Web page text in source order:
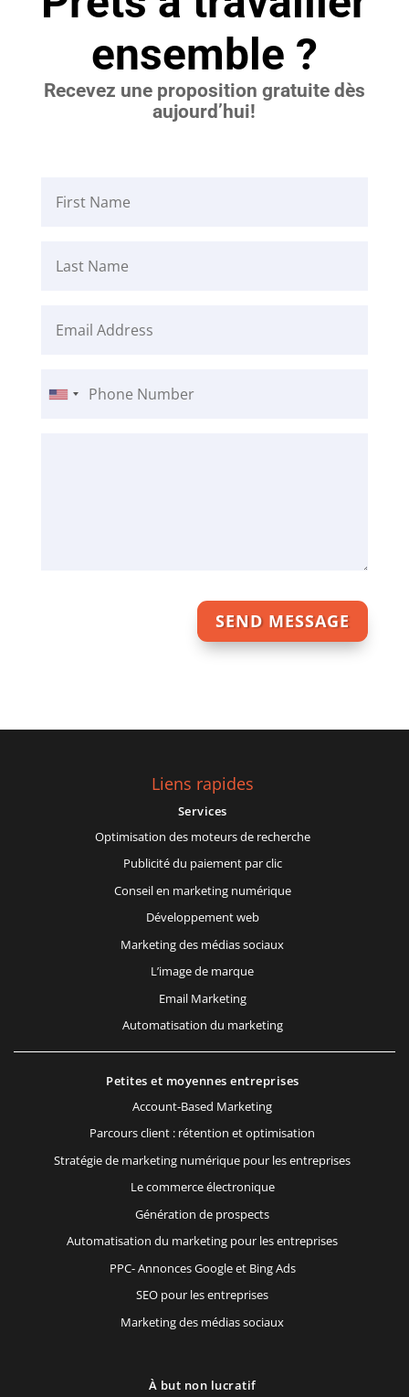
ensemble ?
Recevez une proposition gratuite dès
aujourd’hui!
Name
Name
Address
Number
SEND MESSAGE
Liens rapides
Services
Optimisation des moteurs de recherche
Publicité du paiement par clic
Conseil en marketing numérique
Développement web
Marketing des médias sociaux
L’image de marque
Email Marketing
Automatisation du marketing
Petites et moyennes entreprises
Account-Based Marketing
Parcours client : rétention et optimisation
Stratégie de marketing numérique pour les entreprises
Le commerce électronique
Génération de prospects
Automatisation du marketing pour les entreprises
PPC- Annonces Google et Bing Ads
SEO pour les entreprises
Marketing des médias sociaux
À but non lucratif